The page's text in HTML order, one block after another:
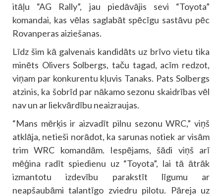
itāļu “AG Rally”, jau piedāvājis sevi “Toyota”
komandai, kas vēlas saglabāt spēcīgu sastāvu pēc
Rovanperas aiziešanas.
Līdz šim kā galvenais kandidāts uz brīvo vietu tika
minēts Olivers Solbergs, taču tagad, acīm redzot,
viņam par konkurentu kļuvis Tanaks. Pats Solbergs
atzinis, ka šobrīd par nākamo sezonu skaidrības vēl
nav un ar liekvārdību neaizraujas.
“Mans mērķis ir aizvadīt pilnu sezonu WRC,” viņš
atklāja, netieši norādot, ka sarunas notiek ar visām
trim WRC komandām. Iespējams, šādi viņš arī
mēģina radīt spiedienu uz “Toyota”, lai tā ātrāk
izmantotu izdevību parakstīt līgumu ar
neapšaubāmi talantīgo zviedru pilotu. Pāreja uz